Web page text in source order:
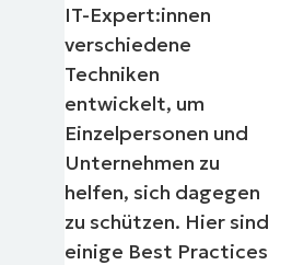
IT-Expert:innen
verschiedene
Techniken
entwickelt, um
Einzelpersonen und
Unternehmen zu
helfen, sich dagegen
zu schützen. Hier sind
einige Best Practices